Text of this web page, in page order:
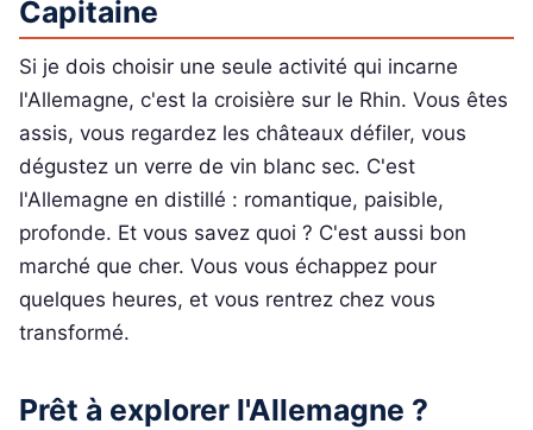
Capitaine
Si je dois choisir une seule activité qui incarne
l'Allemagne, c'est la croisière sur le Rhin. Vous êtes
assis, vous regardez les châteaux défiler, vous
dégustez un verre de vin blanc sec. C'est
l'Allemagne en distillé : romantique, paisible,
profonde. Et vous savez quoi ? C'est aussi bon
marché que cher. Vous vous échappez pour
quelques heures, et vous rentrez chez vous
transformé.
Prêt à explorer l'Allemagne ?